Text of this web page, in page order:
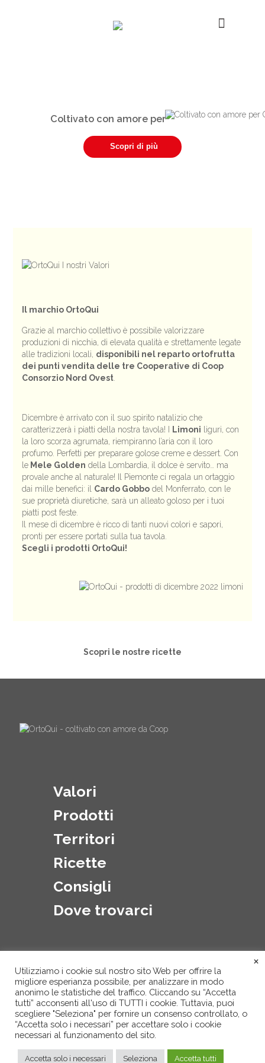
Coltivato con amore per
Scopri di più
Il marchio OrtoQui
Grazie al marchio collettivo è possibile valorizzare
produzioni di nicchia, di elevata qualità e strettamente legate
alle tradizioni locali, disponibili nel reparto ortofrutta
dei punti vendita delle tre Cooperative di Coop
Consorzio Nord Ovest.
Dicembre è arrivato con il suo spirito natalizio che
caratterizzerà i piatti della nostra tavola! I
Limoni liguri, con
la loro scorza agrumata, riempiranno l’aria con il loro
profumo. Perfetti per preparare golose creme e dessert. Con
leMele Golden della Lombardia, il dolce è servito… ma
provale anche al naturale! Il Piemonte ci regala un ortaggio
dai mille benefici: il Cardo Gobbodel Monferrato, con le
sue proprietà diuretiche, sarà un alleato goloso per i tuoi
piatti post feste.
Il mese di dicembre è ricco di tanti nuovi colori e sapori,
pronti per essere portati sulla tua tavola.
Scegli i prodotti OrtoQui!
Scopri le nostre ricette
Valori
Prodotti
Territori
Ricette
Consigli
Dove trovarci
Privacy Policy
Utilizziamo i cookie sul nostro sito Web per offrire la
migliore esperianza possibile, per analizzare in modo
anonimo le statistiche del traffico. Cliccando su “Accetta
tutti” acconsenti all'uso di TUTTI i cookie. Tuttavia, puoi
scegliere "Seleziona" per fornire un consenso controllato, o
“Accetta solo i necessari” per accettare solo i cookie
necessari al funzionamento del sito.
Accetta solo i necessari Seleziona Accetta tutti
×